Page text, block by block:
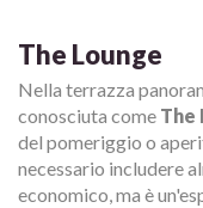
The Lounge
Nella terrazza
conosciuta come The
del pomeriggio o
necessario includere
economico, ma è